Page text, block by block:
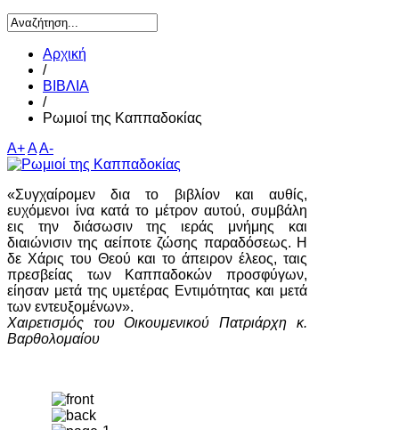
Αρχική
/
ΒΙΒΛΙΑ
/
Ρωμιοί της Καππαδοκίας
A+AA-
«Συγχαίρομεν δια το βιβλίον και αυθίς,
ευχόμενοι ίνα κατά το μέτρον αυτού, συμβάλη
εις την διάσωσιν της ιεράς μνήμης και
διαιώνισιν της αείποτε ζώσης παραδόσεως. Η
δε Χάρις του Θεού και το άπειρον έλεος, ταις
πρεσβείας των Καππαδοκών προσφύγων,
είησαν μετά της υμετέρας Εντιμότητας και μετά
των εντευξομένων».
Xαιρετισμός του Οικουμενικού Πατριάρχη κ.
Βαρθολομαίου